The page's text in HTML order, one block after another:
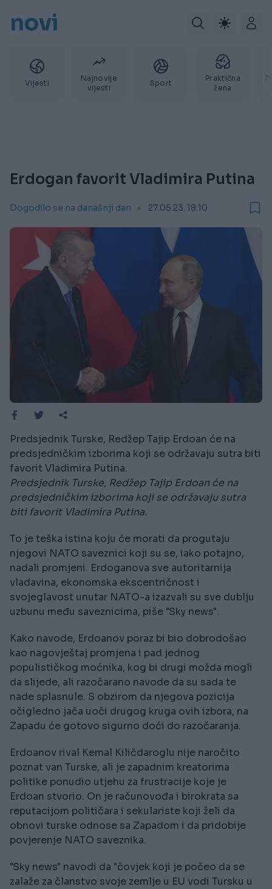
novi
Vijesti
Najnovije
vijesti
Sport
Praktična
žena
Erdogan favorit Vladimira Putina
Dogodilo se na današnji dan 27.05.23. 18:10
Predsjednik Turske, Redžep Tajip Erdoan će na
predsjedničkim izborima koji se održavaju sutra biti
favorit Vladimira Putina.
Predsjednik Turske, Redžep Tajip Erdoan će na
predsjedničkim izborima koji se održavaju sutra
biti favorit Vladimira Putina.
To je teška istina koju će morati da progutaju
njegovi NATO saveznici koji su se, iako potajno,
nadali promjeni. Erdoganova sve autoritarnija
vladavina, ekonomska ekscentričnost i
svojeglavost unutar NATO-a izazvali su sve dublju
uzbunu među saveznicima, piše "Sky news".
Kako navode, Erdoanov poraz bi bio dobrodošao
kao nagovještaj promjena i pad jednog
populističkog moćnika, kog bi drugi možda mogli
da slijede, ali razočarano navode da su sada te
nade splasnule. S obzirom da njegova pozicija
očigledno jača uoči drugog kruga ovih izbora, na
Zapadu će gotovo sigurno doći do razočaranja.
Erdoanov rival Kemal Kiličdaroglu nije naročito
poznat van Turske, ali je zapadnim kreatorima
politike ponudio utjehu za frustracije koje je
Erdoan stvorio. On je računovođa i birokrata sa
reputacijom političara i sekulariste koji želi da
obnovi turske odnose sa Zapadom i da pridobije
povjerenje NATO saveznika.
"Sky news" navodi da "čovjek koji je počeo da se
zalaže za članstvo svoje zemlje u EU vodi Tursku u